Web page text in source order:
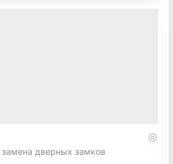
замена дверных замков